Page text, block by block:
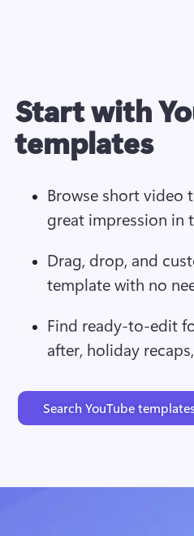
Start with
templates
Browse short video
great impression in
Drag, drop, and
template with no
Find ready-to-edit
after, holiday
Search YouTube